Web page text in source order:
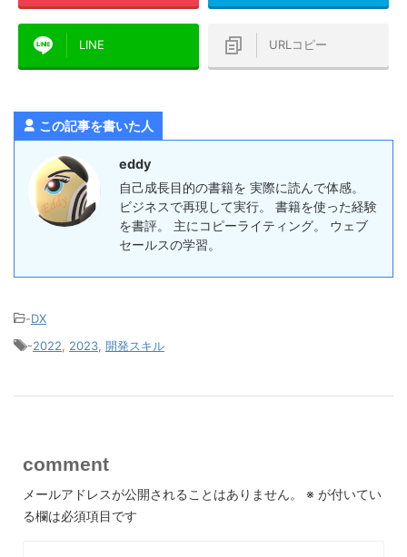
LINE URLコピー
この記事を書いた人
eddy
自己成長目的の書籍を 実際に読んで体感。
ビジネスで再現して実行。 書籍を使った経験
を書評。 主にコピーライティング。 ウェブ
セールスの学習。
-DX
-2022 2023 開発スキル
comment
メールアドレスが公開されることはありません。 ※ が付いてい
る欄は必須項目です